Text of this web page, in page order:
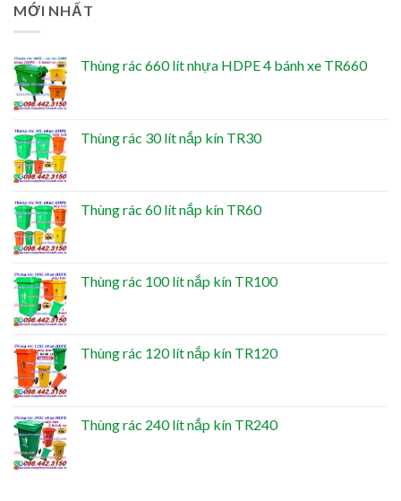
MỚI NHẤT
Thùng rác 660 lít nhựa HDPE 4 bánh xe TR660
Thùng rác 30 lít nắp kín TR30
Thùng rác 60 lít nắp kín TR60
Thùng rác 100 lít nắp kín TR100
Thùng rác 120 lít nắp kín TR120
Thùng rác 240 lít nắp kín TR240